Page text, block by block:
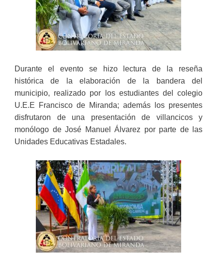
Durante el evento se hizo lectura de la reseña
histórica de la elaboración de la bandera del
municipio, realizado por los estudiantes del colegio
U.E.E Francisco de Miranda; además los presentes
disfrutaron de una presentación de villancicos y
monólogo de José Manuel Álvarez por parte de las
Unidades Educativas Estadales.